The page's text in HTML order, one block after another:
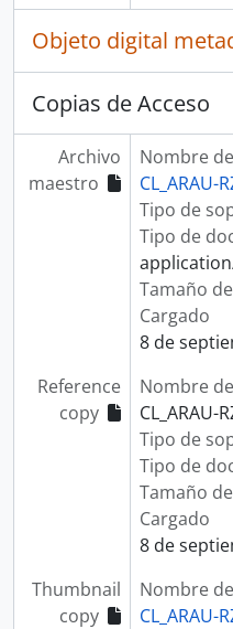
Objeto digital
Copias de Acceso
Archivo
maestro
Nombre
CL_ARAU-
Tipo de
Tipo de
Tamaño
Cargado
8 de
Reference
copy
Nombre
CL_ARAU-
Tipo de
Tipo de
Tamaño
Cargado
8 de
Thumbnail
copy
Nombre
CL_ARAU-